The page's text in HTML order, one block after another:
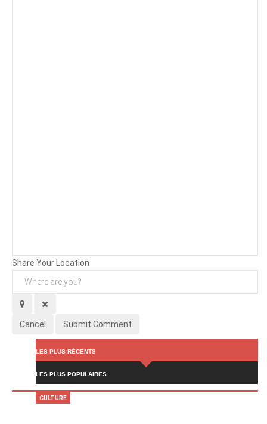
Share Your Location
Cancel Submit Comment
LES PLUS RÉCENTS
LES PLUS POPULAIRES
CULTURE